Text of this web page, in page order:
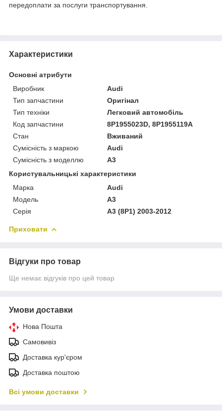
передоплати за послуги транспортування.
Характеристики
Основні атрибути
Виробник
Audi
Тип запчастини
Оригінал
Тип техніки
Легковий автомобіль
Код запчастини
8P1955023D, 8P1955119A
Стан
Вживаний
Сумісність з маркою
Audi
Сумісність з моделлю
A3
Користувальницькі характеристики
Марка
Audi
Модель
A3
Серія
A3 (8P1) 2003-2012
Приховати
Відгуки про товар
Ще немає відгуків про цей товар
Умови доставки
Нова Пошта
Самовивіз
Доставка кур'єром
Доставка поштою
Всі умови доставки